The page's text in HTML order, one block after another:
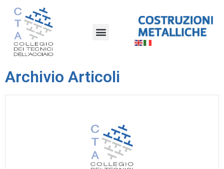
Archivio Articoli